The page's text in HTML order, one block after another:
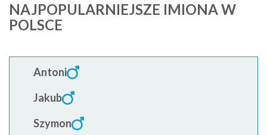
NAJPOPULARNIEJSZE IMIONA W
POLSCE
Antoni
Jakub
Szymon